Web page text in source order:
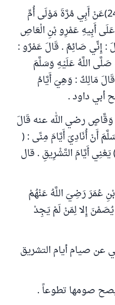
وروى أحمد (17314) وأبو داود (2418)عَنْ أَبِي مُرَّةَ مَوْلَى أُمِّ
أَبِيهِ عَمْرِو بْنِ الْعَاصِ
: إِنِّي صَائِمٌ . قَالَ عَمْرٌو :
صَلَّى اللَّهُ عَلَيْهِ وَسَلَّمَ
مَالِكٌ : وَهِيَ أَيَّامُ
أبي داود .
بْنِ أَبِي وَقَّاصٍ رضي الله عنه قَالَ
أَنْ أُنَادِيَ أَيَّامَ مِنًى : (
أَيَّامَ التَّشْرِيقِ . قال
عَائِشَةَ وَابْنِ عُمَرَ رَضِيَ اللَّهُ عَنْهُمْ
إِلا لِمَنْ لَمْ يَجِدْ
عن صيام أيام التشريق
يصح صومها تطوعاً .